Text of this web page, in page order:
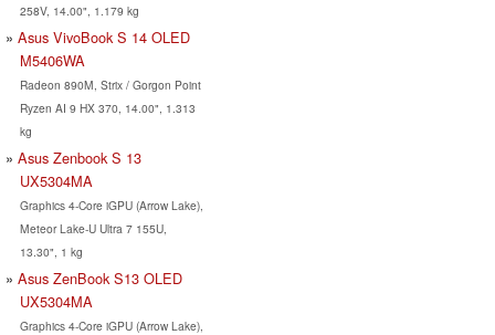
258V, 14.00", 1.179 kg
Asus VivoBook S 14 OLED
M5406WA
Radeon 890M, Strix / Gorgon Point
Ryzen AI 9 HX 370, 14.00", 1.313
kg
Asus Zenbook S 13
UX5304MA
Graphics 4-Core iGPU (Arrow Lake),
Meteor Lake-U Ultra 7 155U,
13.30", 1 kg
Asus ZenBook S13 OLED
UX5304MA
Graphics 4-Core iGPU (Arrow Lake),